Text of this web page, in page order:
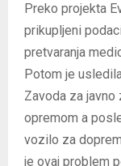
Preko projekta
prikupljeni
pretvaranja
Potom je
Zavoda za
opremom a
vozilo za
je ovaj problem